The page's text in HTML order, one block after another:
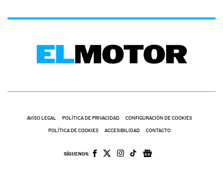
AVISO LEGAL POLÍTICA DE PRIVACIDAD CONFIGURACIÓN DE COOKIES
POLÍTICA DE COOKIES ACCESIBILIDAD CONTACTO
SÍGUENOS: